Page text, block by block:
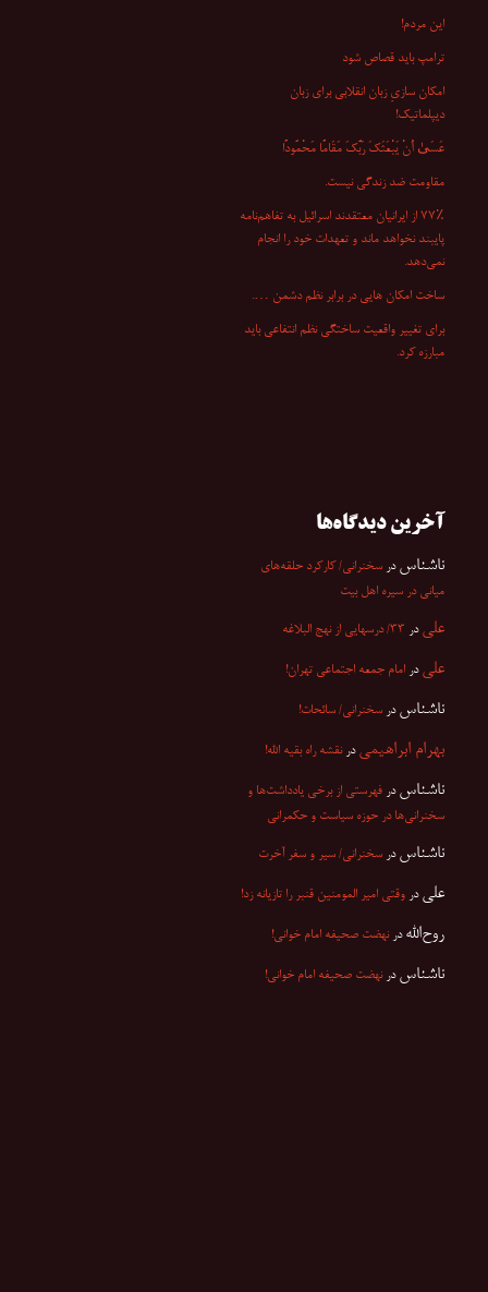
این مردم!
ترامپ باید قصاص شود
امکان سازیِ زبان انقلابی برای زبان
دیپلماتیک!
عَسَىٰ أَنْ یَبْعَثَکَ رَبُّکَ مَقَامًا مَحْمُودًا
مقاومت ضد زندگی نیست.
۷۷٪ از ایرانیان معتقدند اسرائیل به تفاهم‌نامه
پایبند نخواهد ماند و تعهدات خود را انجام
نمی‌دهد.
ساخت امکان هایی در برابر نظم دشمن ….
برای تغییر واقعیت ساختگی نظم انتفاعی باید
مبارزه کرد.
آخرین دیدگاه‌ها
ناشناس در سخنرانی/ کارکرد حلقه‌های
میانی در سیره اهل بیت
علی در ۳۳/ درسهایی از نهج البلاغه
علی در امام جمعه اجتماعی تهران!
ناشناس در سخنرانی/ سائحات!
بهرام ابراهیمی درنقشه راه بقیه الله!
ناشناس در فهرستی از برخی یادداشت‌ها و
سخنرانی‌ها در حوزه سیاست و حکمرانی
ناشناس در سخنرانی/ سیر و سفر آخرت
علی در وقتی امیر المومنین قنبر را تازیانه زد!
روح‌الله درنهضت صحیفه امام خوانی!
ناشناس درنهضت صحیفه امام خوانی!